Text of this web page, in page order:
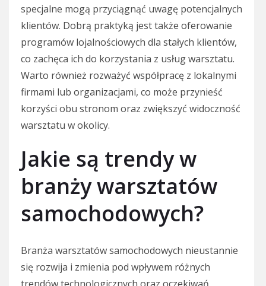
specjalne mogą przyciągnąć uwagę potencjalnych
klientów. Dobrą praktyką jest także oferowanie
programów lojalnościowych dla stałych klientów,
co zachęca ich do korzystania z usług warsztatu.
Warto również rozważyć współpracę z lokalnymi
firmami lub organizacjami, co może przynieść
korzyści obu stronom oraz zwiększyć widoczność
warsztatu w okolicy.
Jakie są trendy w
branży warsztatów
samochodowych?
Branża warsztatów samochodowych nieustannie
się rozwija i zmienia pod wpływem różnych